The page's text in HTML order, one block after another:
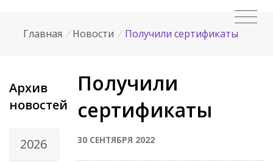
Главная / Новости / Получили сертификаты
Архив
новостей
2026
Получили
сертификаты
30 СЕНТЯБРЯ 2022